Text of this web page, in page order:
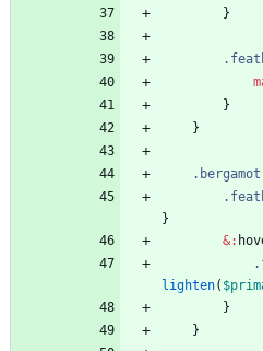
}
.
}
}
.
.
}
&:
.
lighten(
}
}